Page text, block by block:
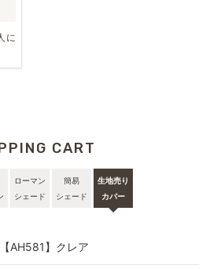
に
CART
ローマン
シェード
簡易
シェード
生地売り
カバー
AH581】クレア